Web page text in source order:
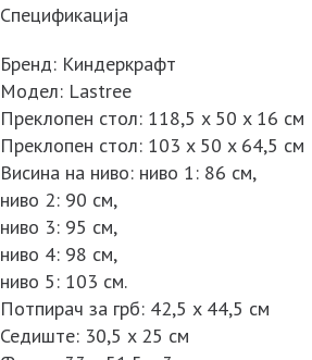
Спецификација
Бренд: Киндеркрафт
Модел: Lastree
Преклопен стол: 118,5 x 50 x 16 см
Преклопен стол: 103 x 50 x 64,5 см
Висина на ниво: ниво 1: 86 см,
ниво 2: 90 см,
ниво 3: 95 см,
ниво 4: 98 см,
ниво 5: 103 см.
Потпирач за грб: 42,5 x 44,5 см
Седиште: 30,5 x 25 см